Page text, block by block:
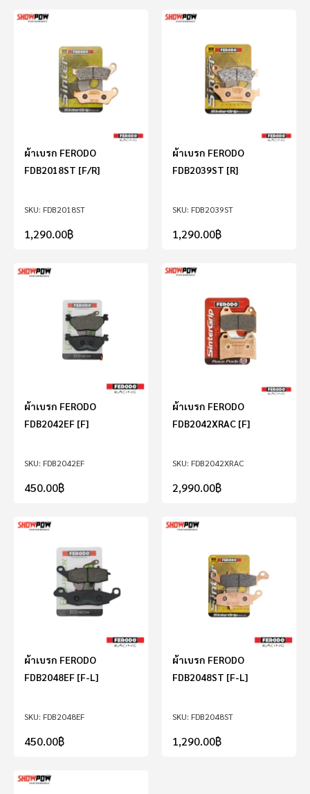
FDB2018ST
ผ้าเบรก FERODO
FDB2018ST [F/R]
1,290.00฿
FDB2039ST
ผ้าเบรก FERODO
FDB2039ST [R]
1,290.00฿
FDB2042EF
ผ้าเบรก FERODO
FDB2042EF [F]
450.00฿
FDB2042XRAC
ผ้าเบรก FERODO
FDB2042XRAC [F]
2,990.00฿
FDB2048EF
ผ้าเบรก FERODO
FDB2048EF [F-L]
450.00฿
FDB2048ST
ผ้าเบรก FERODO
FDB2048ST [F-L]
1,290.00฿